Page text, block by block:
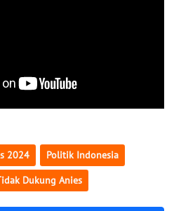
2024 Politik Indonesia
Dukung Anies